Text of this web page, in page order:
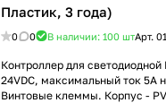
Пластик, 3 года)
0 0 В наличии: 100 штАрт.
Контроллер для
24VDC, максимальный ток 5A
Винтовые клеммы. Корпус -